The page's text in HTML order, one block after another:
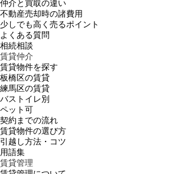
仲介と買取の違い
不動産売却時の諸費用
少しでも高く売るポイント
よくある質問
相続相談
賃貸仲介
賃貸物件を探す
板橋区の賃貸
練馬区の賃貸
バストイレ別
ペット可
契約までの流れ
賃貸物件の選び方
引越し方法・コツ
用語集
賃貸管理